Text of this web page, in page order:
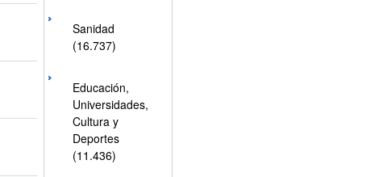
Sanidad
(16.737)
Educación,
Universidades,
Cultura y
Deportes
(11.436)